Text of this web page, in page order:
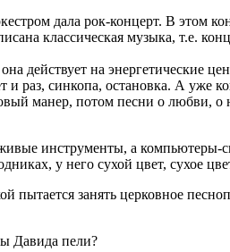
дала рок-концерт. В этом
классическая музыка, т.е.
действует на энергетические
и раз, синкопа, остановка. А уже
манер, потом песни о любви,
инструменты, а
у него сухой цвет, сухое
занять церковное
Давида пели?